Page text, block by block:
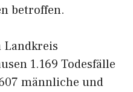
betroffen.
Landkreis
1.169 Todesfälle
männliche und